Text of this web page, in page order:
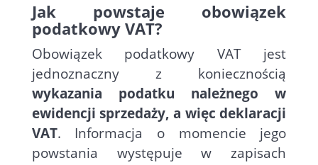
Jak powstaje obowiązek
podatkowy VAT?
Obowiązek podatkowy VAT jest
jednoznaczny z koniecznością
wykazania podatku należnego w
ewidencji sprzedaży, a więc deklaracji
VAT. Informacja o momencie jego
powstania występuje w zapisach